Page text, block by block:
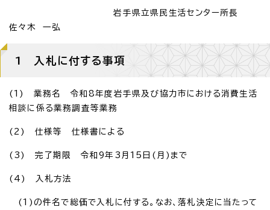
岩手県立県民生活センター所長
佐々木 一弘
1 入札に付する事項
(1) 業務名 令和8年度岩手県及び協力市における消費生活
相談に係る業務調査等業務
(2) 仕様等 仕様書による
(3) 完了期限 令和9年3月15日(月)まで
(4) 入札方法
(1)の件名で総価で入札に付する。なお、落札決定に当たって